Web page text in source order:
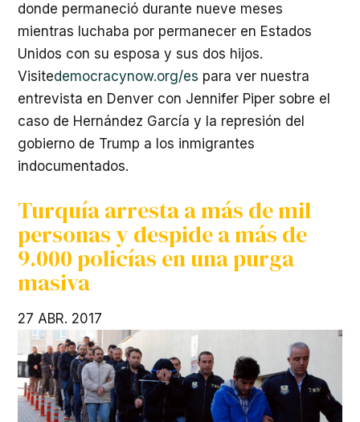
donde permaneció durante nueve meses
mientras luchaba por permanecer en Estados
Unidos con su esposa y sus dos hijos.
Visitedemocracynow.org/es para ver nuestra
entrevista en Denver con Jennifer Piper sobre el
caso de Hernández García y la represión del
gobierno de Trump a los inmigrantes
indocumentados.
Turquía arresta a más de mil
personas y despide a más de
9.000 policías en una purga
masiva
27 ABR. 2017